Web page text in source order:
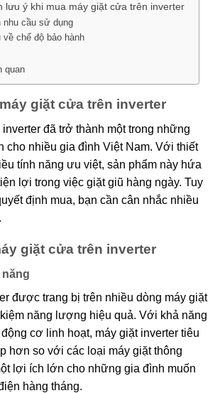
lưu ý khi mua máy giặt cửa trên inverter
nhu cầu sử dụng
về chế độ bảo hành
quan
giặt cửa trên inverter
đã trở thành một trong những
cho nhiều gia đình Việt Nam. Với thiết
tính năng ưu việt, sản phẩm này hứa
lợi trong việc giặt giũ hàng ngày. Tuy
định mua, bạn cần cân nhắc nhiều
giặt cửa trên inverter
năng
được trang bị trên nhiều dòng máy giặt
năng lượng hiệu quả. Với khả năng
cơ linh hoạt, máy giặt inverter tiêu
hơn so với các loại máy giặt thông
lợi ích lớn cho những gia đình muốn
hàng tháng.